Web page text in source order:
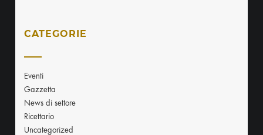
CATEGORIE
Eventi
Gazzetta
News di settore
Ricettario
Uncategorized